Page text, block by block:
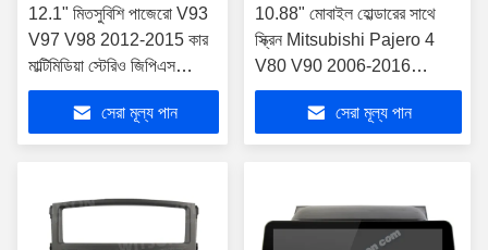
12.1" মিতসুবিশি পাজেরো V93
V97 V98 2012-2015 কার
মাল্টিমিডিয়া স্টেরিও জিপিএস
কারপ্লে এর জন্য টেসলা উল্লম্ব
অ্যান্ড্রয়েড স্ক্রীনসেরা মূল্য পান
10.88" মোবাইল হোল্ডারের সাথে
স্ক্রিন Mitsubishi Pajero 4
V80 V90 2006-2016
মাল্টিমিডিয়া স্টেরিও
সেরা মূল্য পান